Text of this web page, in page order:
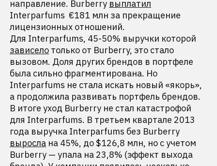
направление. Burberry выплатил
Interparfums €181 млн за прекращение
лицензионных отношений.
Для Interparfums, 45-50% выручки которой
зависело только от Burberry, это стало
вызовом. Доля других брендов в портфеле
была сильно фрагментирована. Но
Interparfums не стала искать новый «якорь»,
а продолжила развивать портфель брендов.
В итоге уход Burberry не стал катастрофой
для Interparfums. В третьем квартале 2013
года выручка Interparfums без Burberry
выросла на 45%, до $126,8 млн, но с учетом
Burberry — упала на 23,8% (эффект выхода